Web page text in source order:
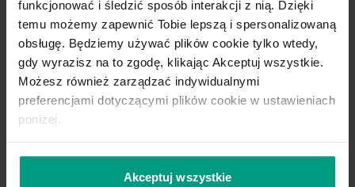
funkcjonować i śledzić sposób interakcji z nią. Dzięki
temu możemy zapewnić Tobie lepszą i spersonalizowaną
obsługę. Będziemy używać plików cookie tylko wtedy,
gdy wyrazisz na to zgodę, klikając Akceptuj wszystkie.
Możesz również zarządzać indywidualnymi
preferencjami dotyczącymi plików cookie w ustawieniach
poniżej.
Akceptuj wszystkie